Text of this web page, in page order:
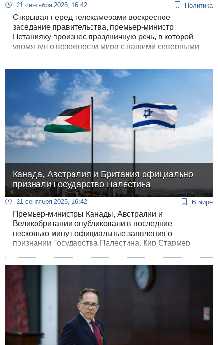
21 сентября 2025, 16:42 Политика
Открывая перед телекамерами воскресное
заседание правительства, премьер-министр
Нетанияху произнес праздничную речь, в которой
упомянул о возожности мира с нашими северными
Канада, Австралия и Британия официально
признали Государство Палестина
21 сентября 2025, 16:42 В мире
Премьер-министры Канады, Австралии и
Великобритании опубликовали в последние
несколько минут официальные заявления о
признании Государства Палестина. Кир Стармер